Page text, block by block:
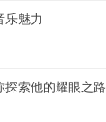
乐魅力
索他的耀眼之路